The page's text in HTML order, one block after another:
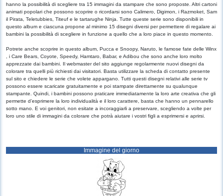
hanno la possibilità di scegliere tra 15 immagini da stampare che sono proposte. Altri cartoni
animati popolari che possono scoprire o ricordarsi sono Calimero, Digimon, i Razmoket, Sam
il Pirata, Teletubbies, Titeuf e le tartarughe Ninja. Tutte queste serie sono disponibili in
questo album e ciascuna propone al minimo 15 disegni diversi per permettere di regalare ai
bambini la possibilità di scegliere in funzione a quello che a loro piace in questo momento.
Potrete anche scoprire in questo album, Pucca e Snoopy, Naruto, le famose fate delle Winx
, i Care Bears, Coyote, Speedy, Hamtaro, Babar, e Adibou che sono anche loro molto
apprezzate dai bambini. Il webmaster del sito aggiunge regolarmente nuovi disegni da
colorare tra quelli più richiesti dai visitatori. Basta utilizzare la scheda di contatto presente
sul sito e chiedere le serie che volete appargano. Tutti questi disegni relativi alle serie tv
possono essere scaricate gratuitamente e poi stampate direttamente su qualunque
stampante. Quindi, i bambini possono praticare immediatamente la loro arte creativa che gli
permette d’esprimere la loro individualità e il loro carattere, basta che hanno un pennarello
sotto mano. E voi genitori, non esitate a incoraggiarli a preservare, scegliendo a volte per
loro uno stile di immagini da colorare che potrà aiutare i vostri figli a esprimersi e aprirsi.
Immagine del giorno